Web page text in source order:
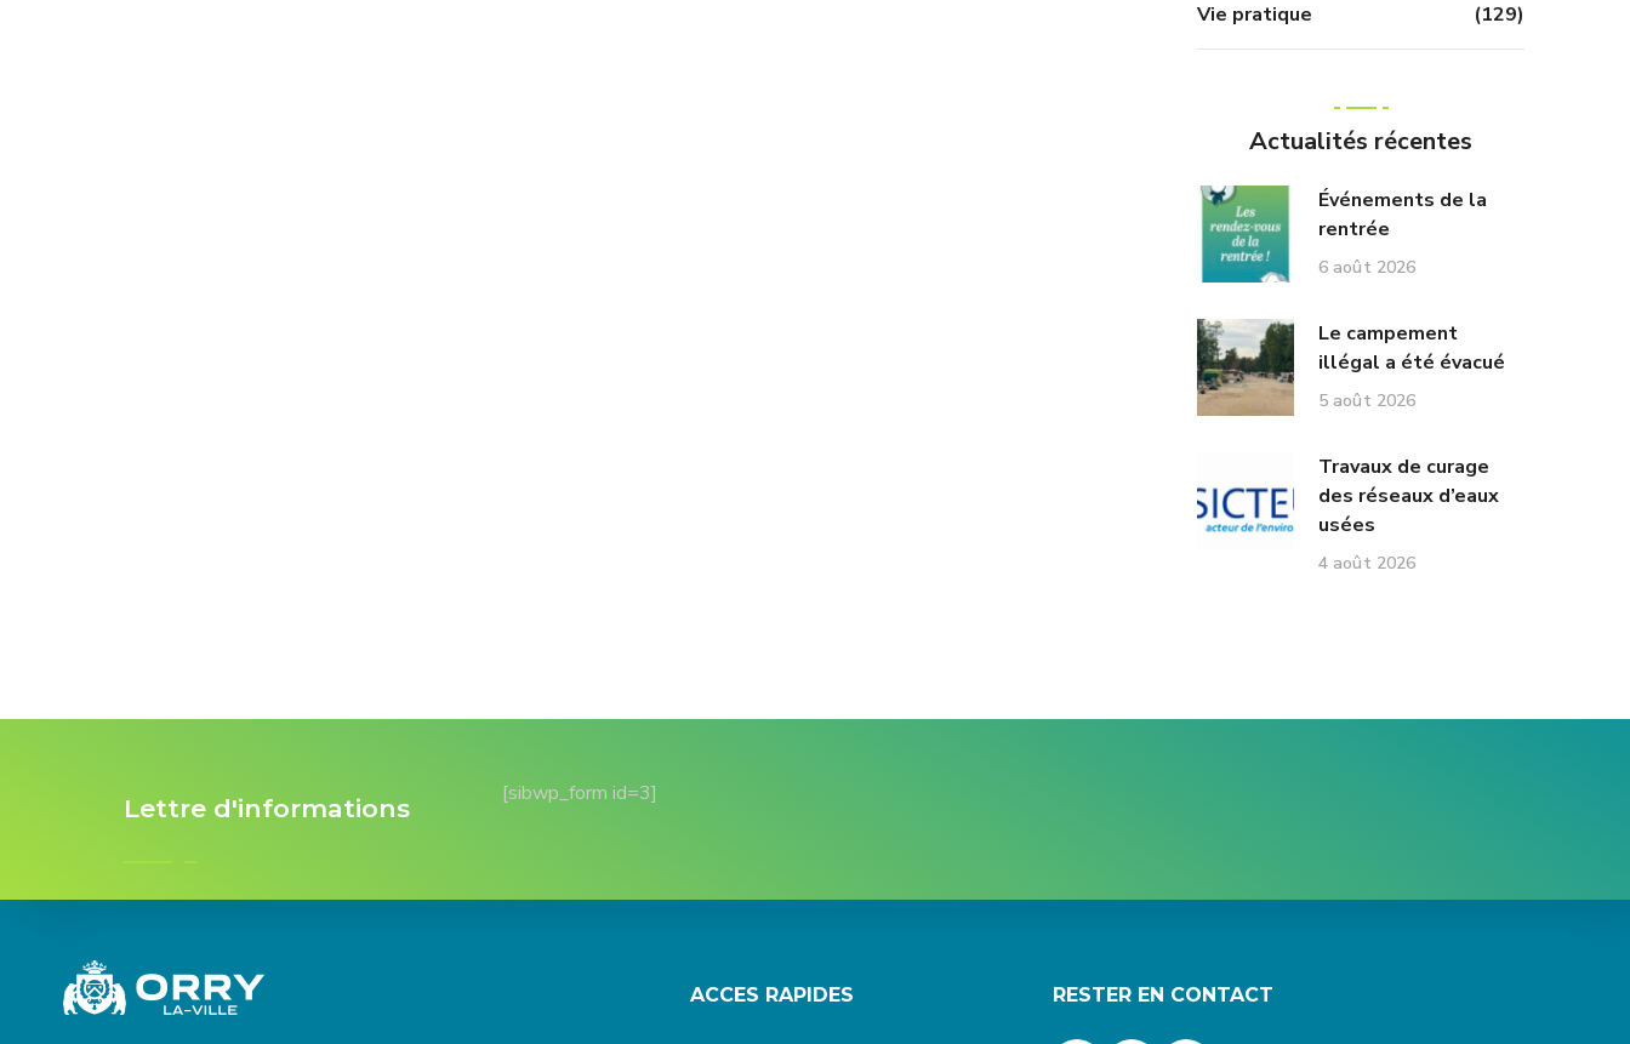
Vie pratique (129)
Actualités récentes
Événements de la
rentrée
6 août 2026
Le campement
illégal a été évacué
5 août 2026
Travaux de curage
des réseaux d’eaux
usées
4 août 2026
Lettre d'informations [sibwp_form id=3]
ACCES RAPIDES RESTER EN CONTACT